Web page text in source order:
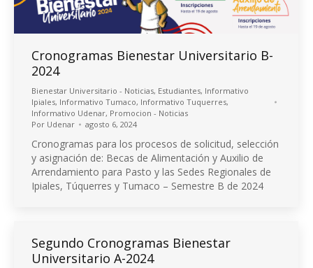
Cronogramas Bienestar Universitario B-
2024
Bienestar Universitario - Noticias, Estudiantes, Informativo
Ipiales, Informativo Tumaco, Informativo Tuquerres,
Informativo Udenar, Promocion - Noticias
Por Udenar agosto 6, 2024
Cronogramas para los procesos de solicitud, selección
y asignación de: Becas de Alimentación y Auxilio de
Arrendamiento para Pasto y las Sedes Regionales de
Ipiales, Túquerres y Tumaco – Semestre B de 2024
Segundo Cronogramas Bienestar
Universitario A-2024